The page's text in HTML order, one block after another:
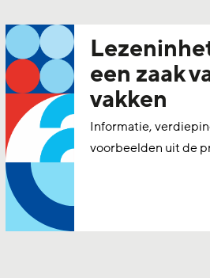
een zaak
vakken
Informatie,
voorbeelden uit de